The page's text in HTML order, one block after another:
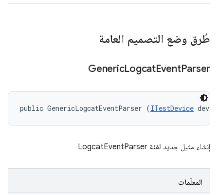
طُرق وضع التصميم العامة
GenericLogcatEventParser
public GenericLogcatEventParser (ITestDevice
إنشاء مثيل جديد لفئة LogcatEventParser
المعلَمات